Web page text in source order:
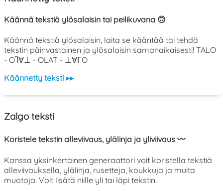
Käännä tekstiä ylösalaisin tai peilikuvana 🙃
Käännä tekstiä ylösalaisin, laita se kääntää tai tehdä
tekstin päinvastainen ja ylösalaisin samanaikaisesti! TALO
- OႨ∀⊥ - OLAT - ⊥∀ΓO
Käännetty teksti ▸▸
Zalgo teksti
Koristele tekstin alleviivaus, ylälinja ja yliviivaus 〰️
Kanssa yksinkertainen generaattori voit koristella tekstiä
alleviivauksella, ylälinja, rusetteja, koukkuja ja muita
muotoja. Voit lisätä niille yli tai läpi tekstin.